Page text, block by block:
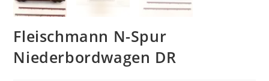
Fleischmann N-Spur
Niederbordwagen DR